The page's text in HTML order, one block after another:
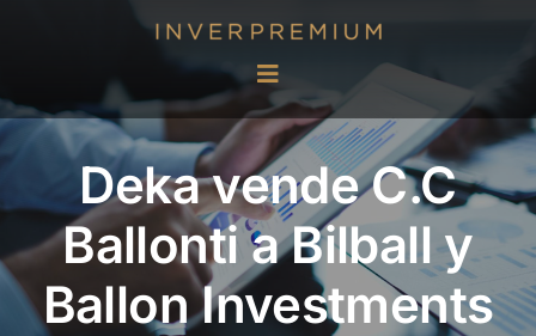
Toggle
Navigation
Oportunidades de inversión
Servicios
Referencias
Deka vende C.C
Ballonti a Bilball y
Ballon Investments